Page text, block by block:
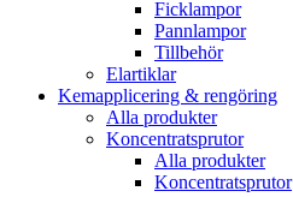
Ficklampor
Pannlampor
Tillbehör
Elartiklar
Kemapplicering & rengöring
Alla produkter
Koncentratsprutor
Alla produkter
Koncentratsprutor